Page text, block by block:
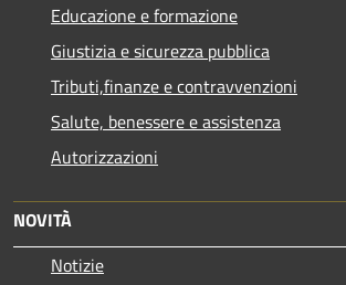
Educazione e formazione
Giustizia e sicurezza pubblica
Tributi,finanze e contravvenzioni
Salute, benessere e assistenza
Autorizzazioni
NOVITÀ
Notizie